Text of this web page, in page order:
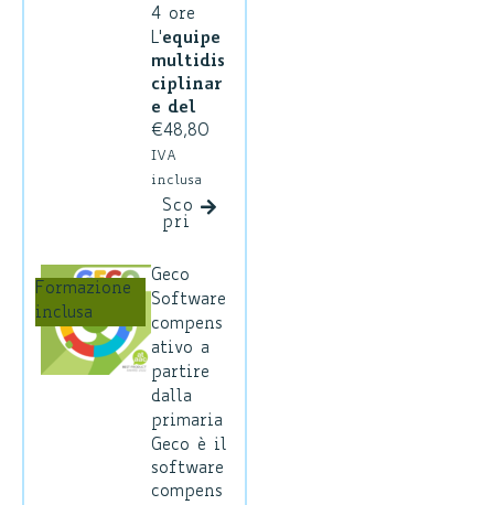
support
o
personal
izzato
durante
tutto il
percorso
di studi.
Ma in
cosa
la
diagnosi
quando
farla?
4 ore
L'equipe
multidis
ciplinar
e del
Centro
per
l'Appre
ndiment
ori
Anastasi
s"vi
accompa
gnerà
alla
scoperta
e
all'appro
fondime
€48,80
IVA
inclusa
Sco
pri
Formazione
inclusa
Geco
Software
compens
ativo a
partire
dalla
primaria
Geco è il
software
compens